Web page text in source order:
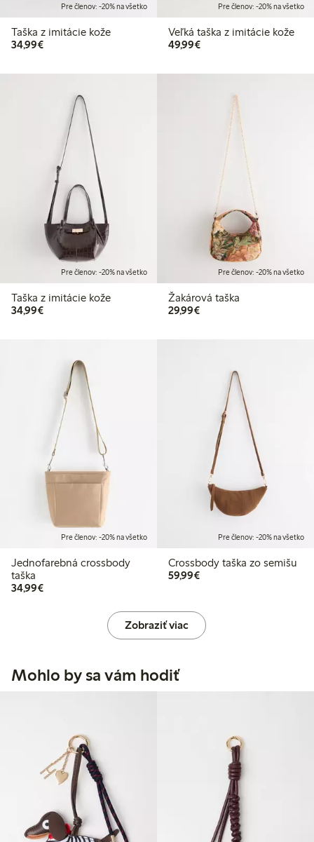
Pre členov: -20% na všetko
Taška z imitácie kože
34,99€34,99 €
Pre členov: -20% na všetko
Veľká taška z imitácie kože
49,99€49,99 €
Pre členov: -20% na všetko
Taška z imitácie kože
34,99€34,99 €
Pre členov: -20% na všetko
Žakárová taška
29,99€29,99 €
Pre členov: -20% na všetko
Jednofarebná crossbody
taška
34,99€34,99 €
Pre členov: -20% na všetko
Crossbody taška zo semišu
59,99€59,99 €
Zobraziť viac
Mohlo by sa vám hodiť